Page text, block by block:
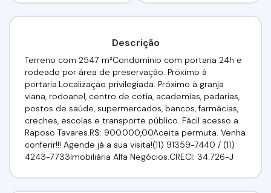
Descrição
Terreno com 2547 m²Condomínio com portaria 24h e
rodeado por área de preservação. Próximo à
portaria.Localização privilegiada. Próximo à granja
viana, rodoanel, centro de cotia, academias, padarias,
postos de saúde, supermercados, bancos, farmácias,
creches, escolas e transporte público. Fácil acesso a
Raposo Tavares.R$: 900.000,00Aceita permuta. Venha
conferir!!! Agende já a sua visita!(11) 91359-7440 / (11)
4243-7733Imobiliária Alfa Negócios.CRECI: 34.726-J